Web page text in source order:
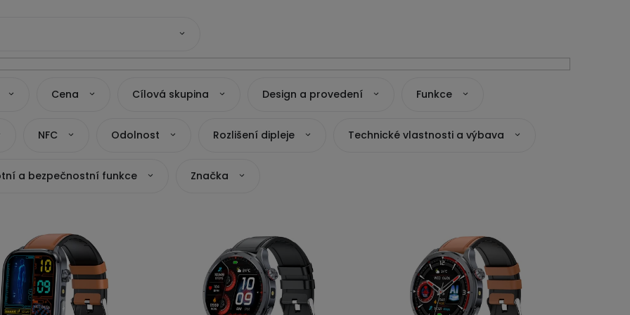
Cena Cílová skupina Design a provedení Funkce
NFC Odolnost Rozlišení dipleje Technické vlastnosti a výbava
a bezpečnostní funkce Značka